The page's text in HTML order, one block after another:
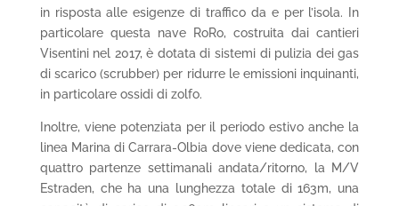
in risposta alle esigenze di traffico da e per l’isola. In
particolare questa nave RoRo, costruita dai cantieri
Visentini nel 2017, è dotata di sistemi di pulizia dei gas
di scarico (scrubber) per ridurre le emissioni inquinanti,
in particolare ossidi di zolfo.
Inoltre, viene potenziata per il periodo estivo anche la
linea Marina di Carrara-Olbia dove viene dedicata, con
quattro partenze settimanali andata/ritorno, la M/V
Estraden, che ha una lunghezza totale di 163m, una